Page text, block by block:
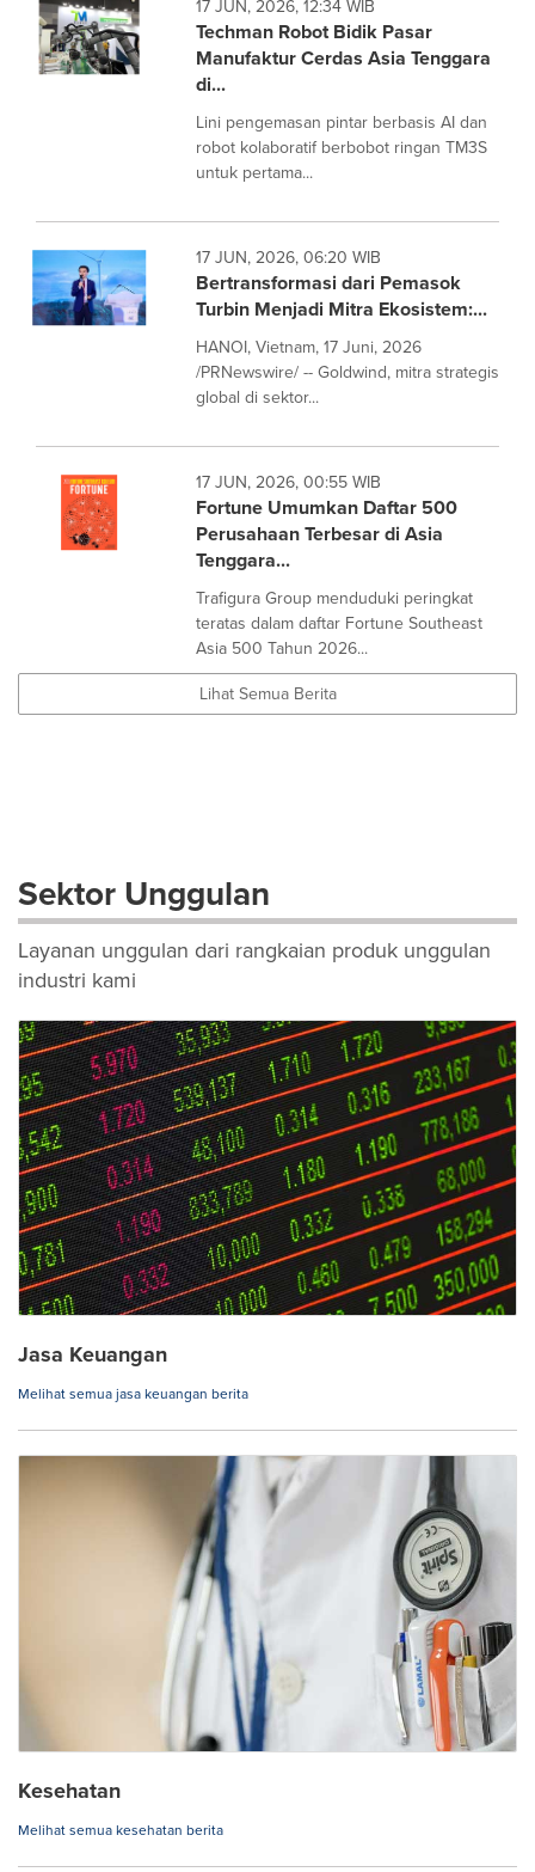
17 JUN, 2026, 12:34 WIB
Techman Robot Bidik Pasar
Manufaktur Cerdas Asia Tenggara
di...
Lini pengemasan pintar berbasis AI dan
robot kolaboratif berbobot ringan TM3S
untuk pertama...
17 JUN, 2026, 06:20 WIB
Bertransformasi dari Pemasok
Turbin Menjadi Mitra Ekosistem:...
HANOI, Vietnam, 17 Juni, 2026
/PRNewswire/ -- Goldwind, mitra strategis
global di sektor...
17 JUN, 2026, 00:55 WIB
Fortune Umumkan Daftar 500
Perusahaan Terbesar di Asia
Tenggara...
Trafigura Group menduduki peringkat
teratas dalam daftar Fortune Southeast
Asia 500 Tahun 2026...
Lihat Semua Berita
Sektor Unggulan
Layanan unggulan dari rangkaian produk unggulan
industri kami
Jasa Keuangan
Melihat semua jasa keuangan berita
Kesehatan
Melihat semua kesehatan berita